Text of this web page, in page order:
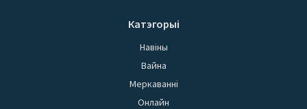
Катэгорыі
Навіны
Вайна
Меркаванні
Онлайн